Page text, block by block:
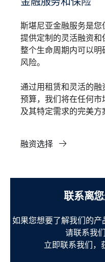
斯堪尼亚金融服务是
提供定制的灵活融资和
整个生命周期内可以明
风险。
通过用租赁和灵活的融
预算，我们将在任何
及其特定需求的完美方
融资选择
联系离
如果您想要了解我们的产
请联系我
立即联系我们，